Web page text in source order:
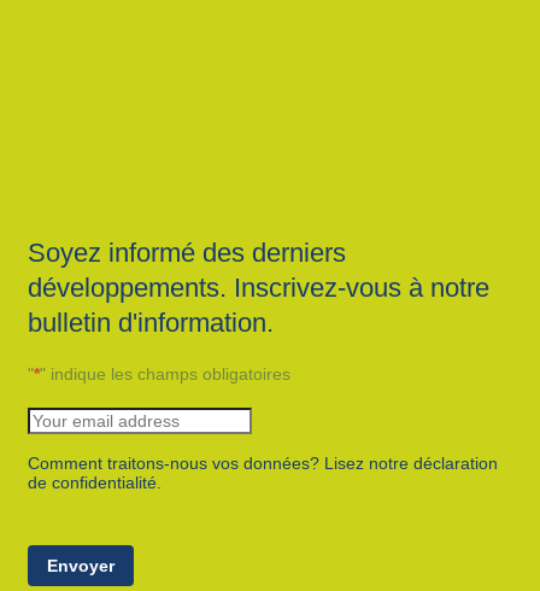
Soyez informé des derniers
développements. Inscrivez-vous à notre
bulletin d'information.
"*" indique les champs obligatoires
Comment traitons-nous vos données? Lisez notre déclaration
de confidentialité.
Envoyer